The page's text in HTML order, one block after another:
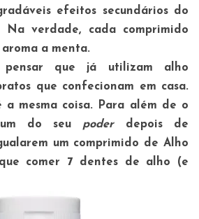
efeitos secundários do
Na verdade, cada comprimido
a menta.
pensar que já utilizam alho
que confecionam em casa.
mesma coisa. Para além de o
do seu poderdepois de
um comprimido de Alho
comer 7 dentes de alho (e